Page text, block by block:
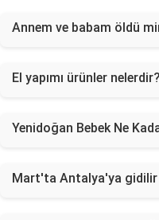
Annem ve babam öldü
El yapımı ürünler nelerdir?
Yenidoğan Bebek Ne
Mart'ta Antalya'ya gidilir